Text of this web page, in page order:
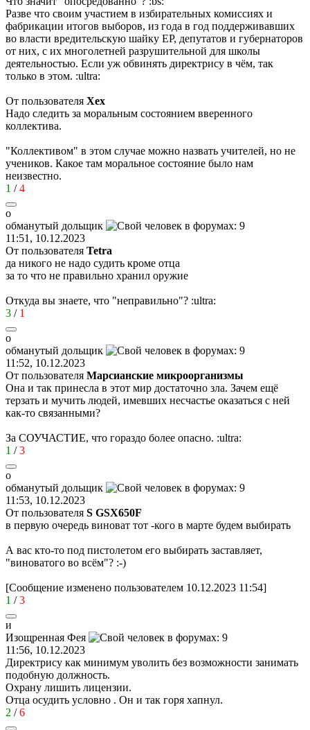
Разве что своим участием в избирательных комиссиях и
фабрикации итогов выборов, из года в год поддерживавших
во власти вредительскую шайку ЕР, депутатов и губернаторов
от них, с их многолетней разрушительной для школы
деятельностью. Если уж обвинять директрису в чём, так
только в этом. :ultra:
От пользователя Хех
Надо следить за моральным состоянием вверенного
коллектива.
"Коллективом" в этом случае можно назвать учителей, но не
учеников. Какое там моральное состояние было нам
неизвестно.
1 /4
о
обманутый дольщик
11:51, 10.12.2023
От пользователя Tetra
да никого не надо судить кроме отца
за то что не правильно хранил оружие
Откуда вы знаете, что "неправильно"? :ultra:
3 / 1
о
обманутый дольщик
11:52, 10.12.2023
От пользователя Марсианские микроорганизмы
Она и так принесла в этот мир достаточно зла. Зачем ещё
терзать и мучить людей, имевших несчастье оказаться с ней
как-то связанными?
За СОУЧАСТИЕ, что гораздо более опасно. :ultra:
1 /3
о
обманутый дольщик
11:53, 10.12.2023
От пользователя S GSX650F
в первую очередь виноват тот -кого в марте будем выбирать
А вас кто-то под пистолетом его выбирать заставляет,
"виноватого во всём"? :-)
[Сообщение изменено пользователем 10.12.2023 11:54]
1 /3
и
Изощренная Фея
11:56, 10.12.2023
Директрису как минимум уволить без возможности занимать
подобную должность.
Охрану лишить лицензии.
Отца осудить условно . Он и так горя хапнул.
2 /6